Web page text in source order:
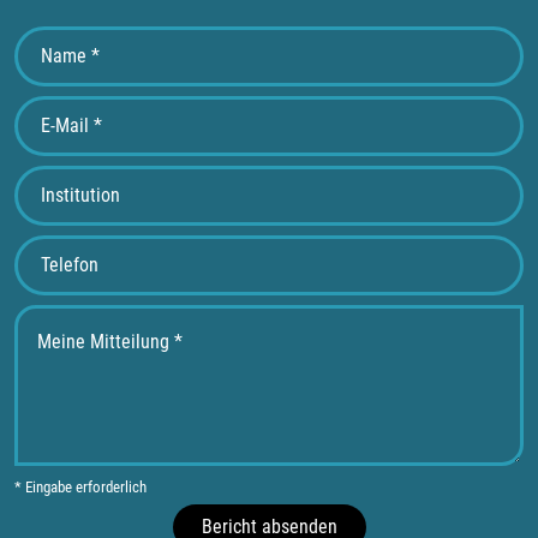
* Eingabe erforderlich
Bericht absenden